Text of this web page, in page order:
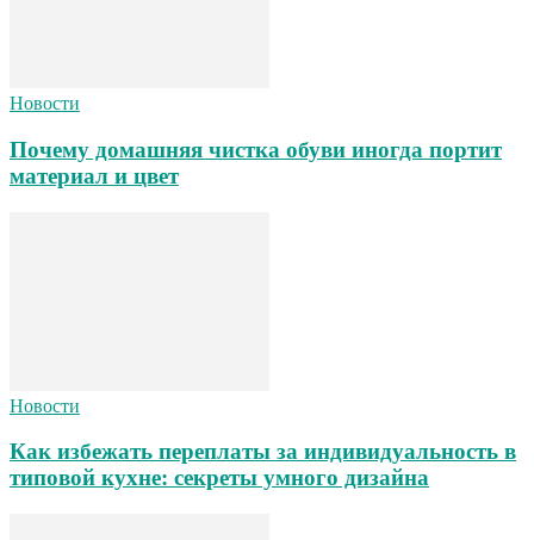
Новости
Почему домашняя чистка обуви иногда портит
материал и цвет
Новости
Как избежать переплаты за индивидуальность в
типовой кухне: секреты умного дизайна